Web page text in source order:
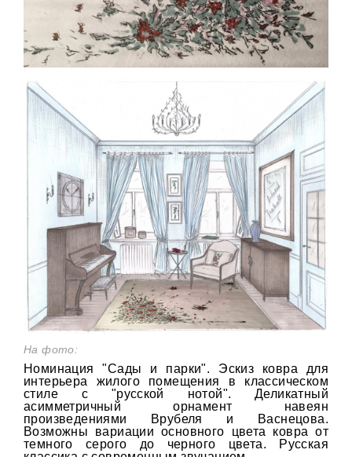
На фото:
Номинация "Сады и парки". Эскиз ковра для
интерьера жилого помещения в классическом
стиле с "русской нотой". Деликатный
асимметричный орнамент навеян
произведениями Врубеля и Васнецова.
Возможны вариации основного цвета ковра от
темного серого до черного цвета. Русская